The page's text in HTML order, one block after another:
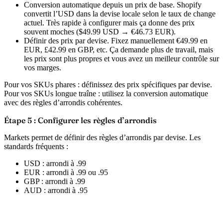
Conversion automatique depuis un prix de base. Shopify
convertit l’USD dans la devise locale selon le taux de change
actuel. Très rapide à configurer mais ça donne des prix
souvent moches ($49.99 USD → €46.73 EUR).
Définir des prix par devise. Fixez manuellement €49.99 en
EUR, £42.99 en GBP, etc. Ça demande plus de travail, mais
les prix sont plus propres et vous avez un meilleur contrôle sur
vos marges.
Pour vos SKUs phares : définissez des prix spécifiques par devise.
Pour vos SKUs longue traîne : utilisez la conversion automatique
avec des règles d’arrondis cohérentes.
Étape 5 : Configurer les règles d’arrondis
Markets permet de définir des règles d’arrondis par devise. Les
standards fréquents :
USD : arrondi à .99
EUR : arrondi à .99 ou .95
GBP : arrondi à .99
AUD : arrondi à .95